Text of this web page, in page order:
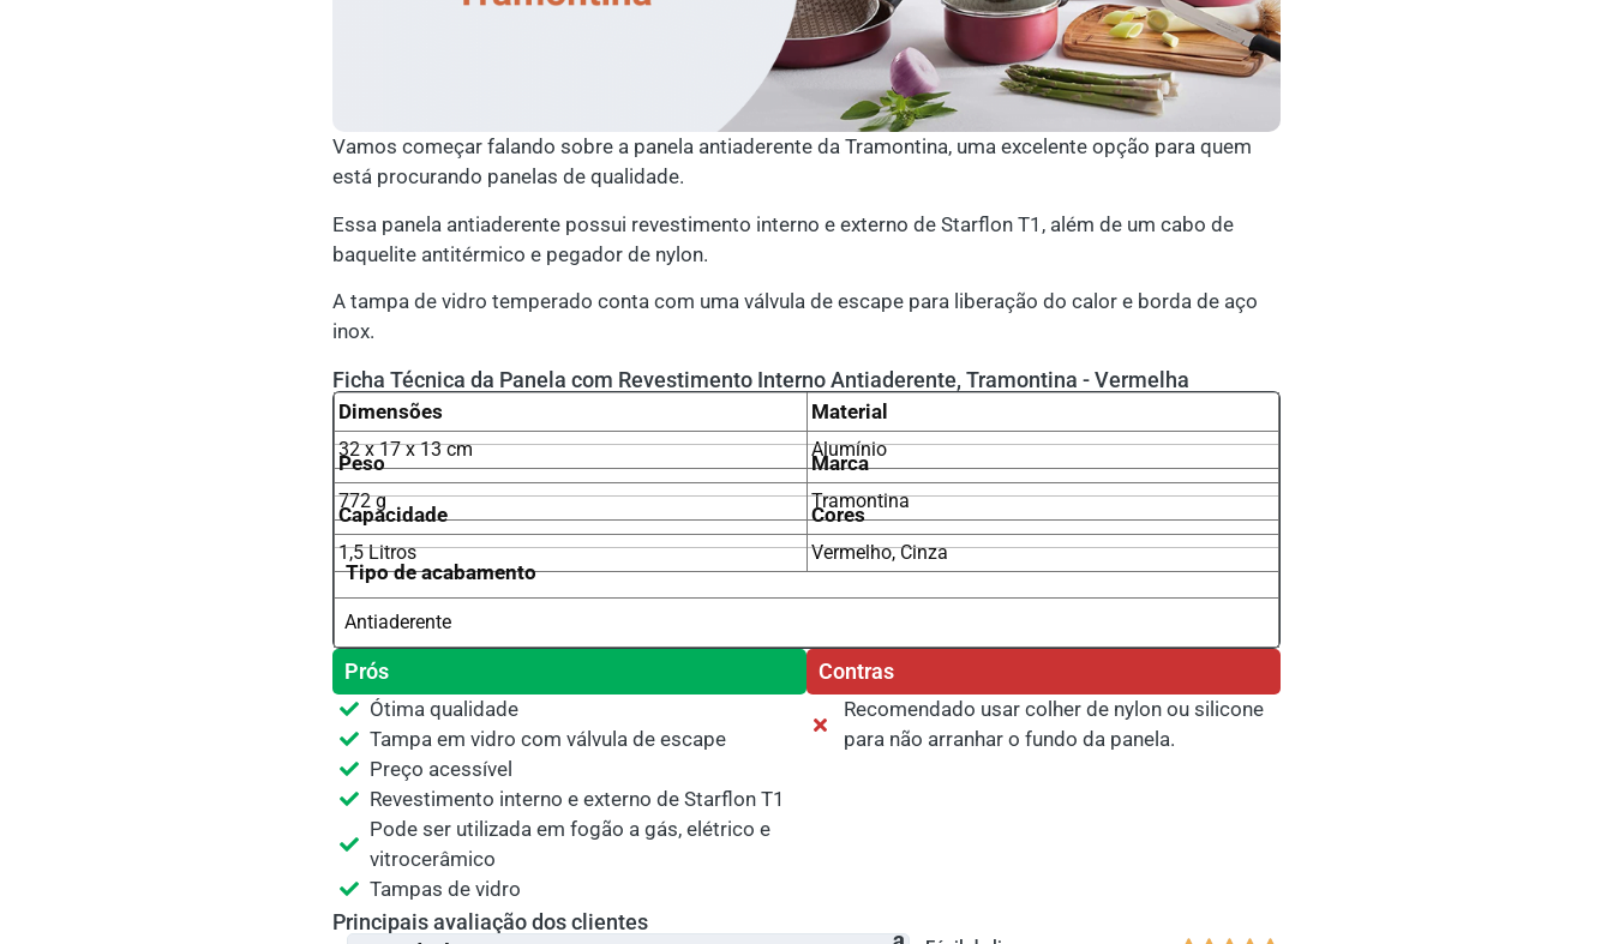
Vamos começar falando sobre a panela antiaderente da Tramontina, uma excelente opção para quem
está procurando panelas de qualidade.
Essa panela antiaderente possui revestimento interno e externo de Starflon T1, além de um cabo de
baquelite antitérmico e pegador de nylon.
A tampa de vidro temperado conta com uma válvula de escape para liberação do calor e borda de aço
inox.
Ficha Técnica da Panela com Revestimento Interno Antiaderente, Tramontina - Vermelha
Dimensões Material
32 x 17 x 13 cm Alumínio
Peso Marca
772 g Tramontina
Capacidade Cores
1,5 Litros Vermelho, Cinza
Tipo de acabamento
Antiaderente
Prós
Ótima qualidade
Tampa em vidro com válvula de escape
Preço acessível
Revestimento interno e externo de Starflon T1
Pode ser utilizada em fogão a gás, elétrico e
vitrocerâmico
Tampas de vidro
Contras
Recomendado usar colher de nylon ou silicone
para não arranhar o fundo da panela.
Principais avaliação dos clientes